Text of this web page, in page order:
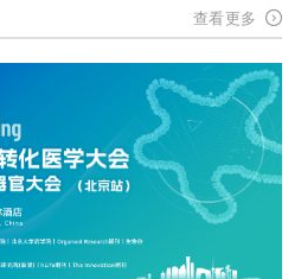
查看更多